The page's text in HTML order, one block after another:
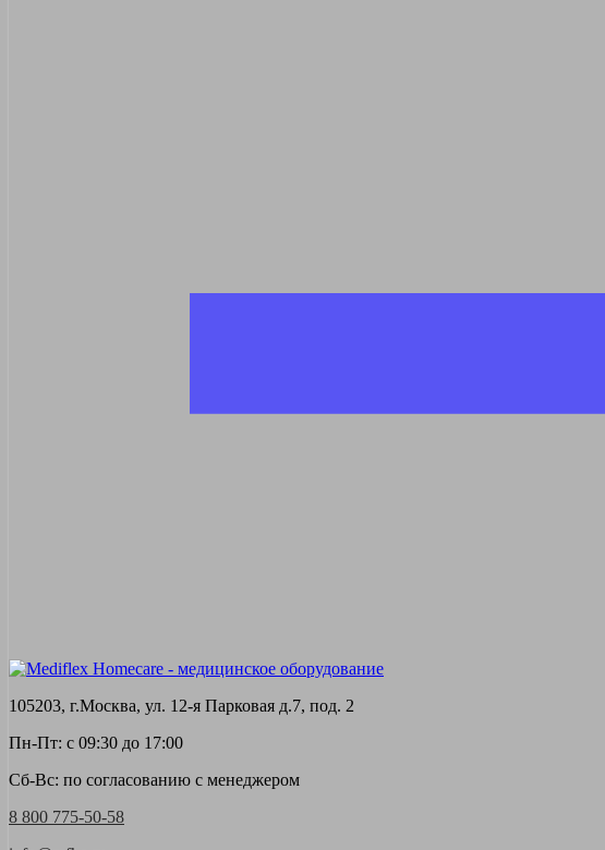
105203, г.Москва, ул. 12-я Парковая д.7, под. 2
Пн-Пт: с 09:30 до 17:00
Сб-Вс: по согласованию с менеджером
8 800 775-50-58